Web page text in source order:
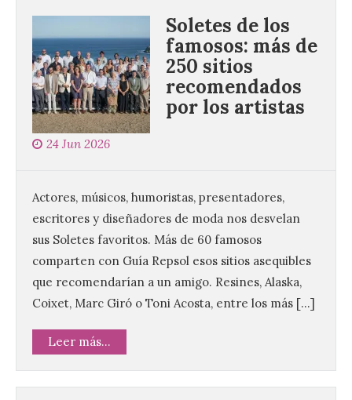
Soletes de los
famosos: más de
250 sitios
recomendados
por los artistas
24 Jun 2026
Actores, músicos, humoristas, presentadores,
escritores y diseñadores de moda nos desvelan
sus Soletes favoritos. Más de 60 famosos
comparten con Guía Repsol esos sitios asequibles
que recomendarían a un amigo. Resines, Alaska,
Coixet, Marc Giró o Toni Acosta, entre los más […]
Leer más...